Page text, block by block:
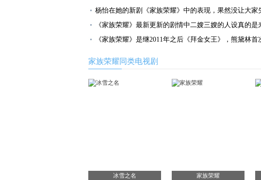
杨怡在她的新剧《家族荣耀》中的表现，果然没让大家
《家族荣耀》最新更新的剧情中二嫂三嫂的人设真的是
《家族荣耀》是继2011年之后《拜金女王》，熊黛林首
家族荣耀同类电视剧
冰雪之名 家族荣耀